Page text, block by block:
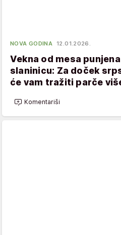
NOVA GODINA 12.01.2026.
Vekna od mesa
slaninicu: Za doček
će vam tražiti parče
Komentariši